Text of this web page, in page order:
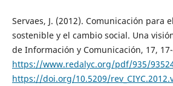
Servaes, J. (2012). Comunicación para
sostenible y el cambio social. Una
de Información y Comunicación, 17,
https://www.redalyc.org/pdf/935/
https://doi.org/10.5209/